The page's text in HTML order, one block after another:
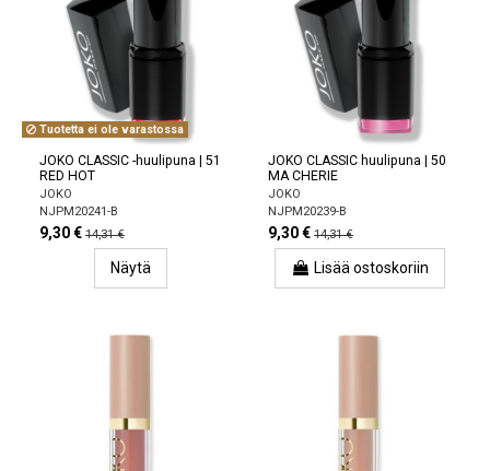
Tuotetta ei ole varastossa
JOKO CLASSIC -huulipuna | 51
RED HOT
JOKO
NJPM20241-B
9,30 € 14,31 €
Näytä
JOKO CLASSIC huulipuna | 50
MA CHERIE
JOKO
NJPM20239-B
9,30 € 14,31 €
Lisää ostoskoriin